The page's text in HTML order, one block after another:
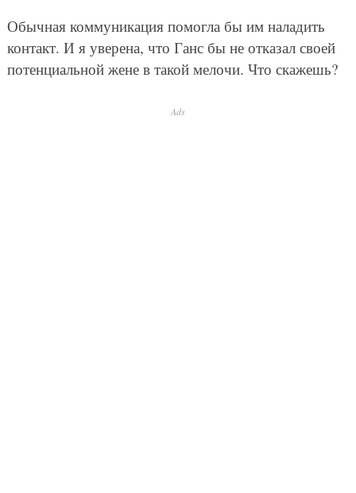
Обычная коммуникация помогла бы им наладить
контакт. И я уверена, что Ганс бы не отказал своей
потенциальной жене в такой мелочи. Что скажешь?
Ads